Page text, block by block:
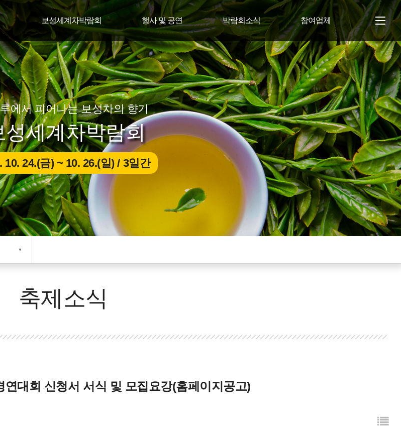
보성세계차박람회
행사 및 공연 박람회소식 참여업체
에서 피어나는 보성차의 향기
성세계차박람회
10. 24.(금) ~ 10. 26.(일) / 3일간
축제소식
연대회 신청서 서식 및 모집요강(홈페이지공고)